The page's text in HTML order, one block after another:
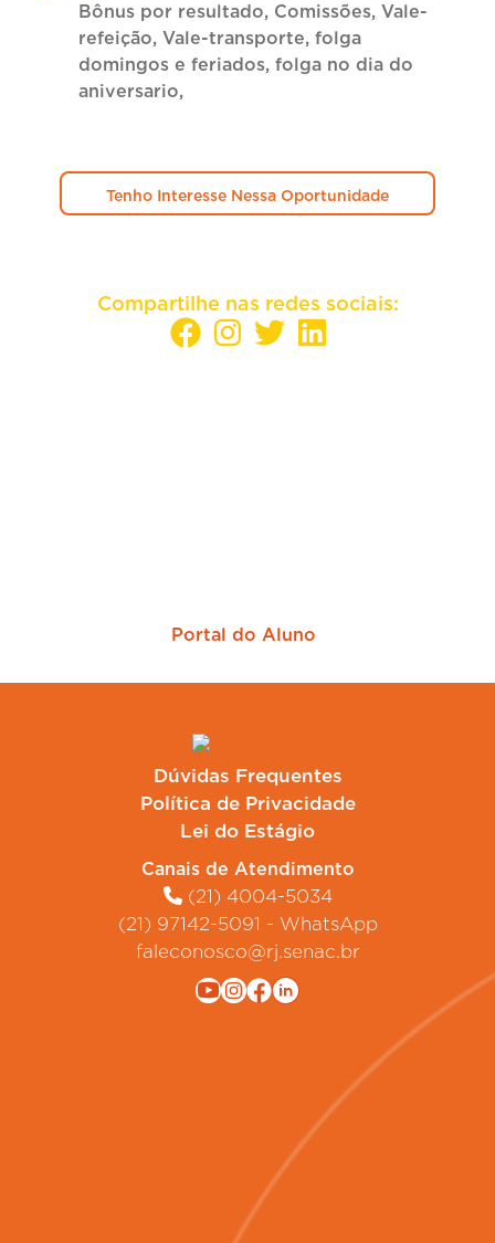
Bônus por resultado, Comissões, Vale-
refeição, Vale-transporte, folga
domingos e feriados, folga no dia do
aniversario,
Tenho Interesse Nessa Oportunidade
Compartilhe nas redes sociais:
Portal do Aluno
Dúvidas Frequentes
Política de Privacidade
Lei do Estágio
Canais de Atendimento
(21) 4004-5034
(21) 97142-5091 - WhatsApp
faleconosco@rj.senac.br